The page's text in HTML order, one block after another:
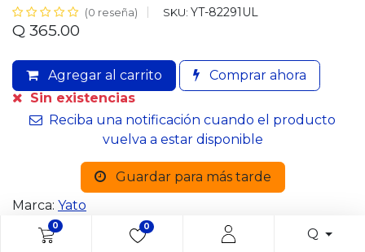
0 0 Q
(0 reseña) SKU: YT-82291UL
Q 365.00
Agregar al carrito
Comprar ahora
Sin existencias
Reciba una notificación cuando el producto
vuelva a estar disponible
Guardar para más tarde
Marca: Yato